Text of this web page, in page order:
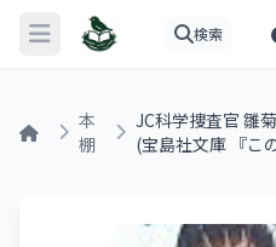
メニューを開く 検索
本
棚
JC科学捜査官 雛
(宝島社文庫 『こ